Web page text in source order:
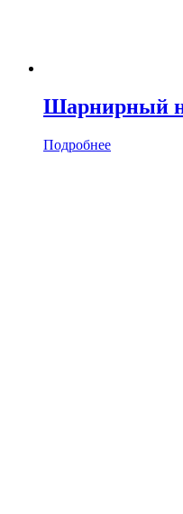
Шарнирный
Подробнее